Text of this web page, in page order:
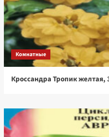
Комнатные
Кроссандра Тропик